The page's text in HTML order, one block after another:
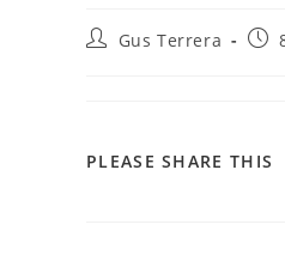
Gus Terrera
PLEASE SHARE THIS